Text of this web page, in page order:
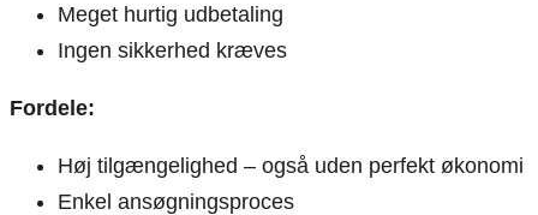
Meget hurtig udbetaling
Ingen sikkerhed kræves
Fordele:
Høj tilgængelighed – også uden perfekt økonomi
Enkel ansøgningsproces